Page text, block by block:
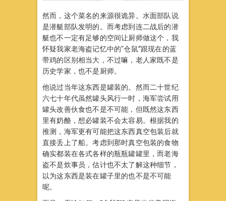
然而，这个菜名的来源很诡异。水面部队说
是潜艇部队发明的。而考虑到连二战后的潜
艇也不一定有足够的空间让厨师做这个，我
怀疑我家老海盗记忆中的“仓鼠”跟现在的蓝
带鸡的区别相当大，不过嘛，老人家既不是
历史学家，也不是厨师。
他说过当年这东西是罐装的。然而二十世纪
六七十年代虽然罐头风行一时，海军尝试用
罐头改善伙食也不是不可能，但既然这东西
里有奶酪，想必罐装不会太容易。根据我的
推测，海军更有可能把这东西真空包装后就
直接丢上了船。考虑到那时真空包装的食物
确实都装在各式各样的瓶瓶罐罐里，而老海
盗不是炊事员，估计也不太了解这种细节，
以为这东西是装在罐子里的也不是不可能
呢。